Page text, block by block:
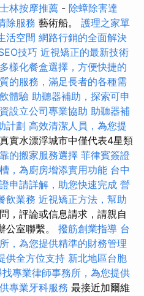
士林按摩推薦 - 除蟑除害達
除服務 藝術船。 護理之家單
活空間 網路行銷的全面解決
技巧 近視矯正的最新技術
多樣化餐盒選擇，方便快捷的
的服務，滿足長者的各種需
體驗 助聽器補助，探索可申
設立公司專業協助 助聽器補
計劃 高效清潔人員，為您提
實水漂浮城市中僅代表4星類
的搬家服務選擇 菲律賓簽證
，為廚房增添實用功能 台中
申請詳解，助您快速完成 營
飲業務 近視矯正方法，幫助
，評論或信息請求，請親自
公室聯繫。 撥筋創業指導 台
，為您提供精準的財務管理
供全方位支持 新北地區台胞
找專業律師事務所，為您提供
專業牙科服務 最接近加爾維